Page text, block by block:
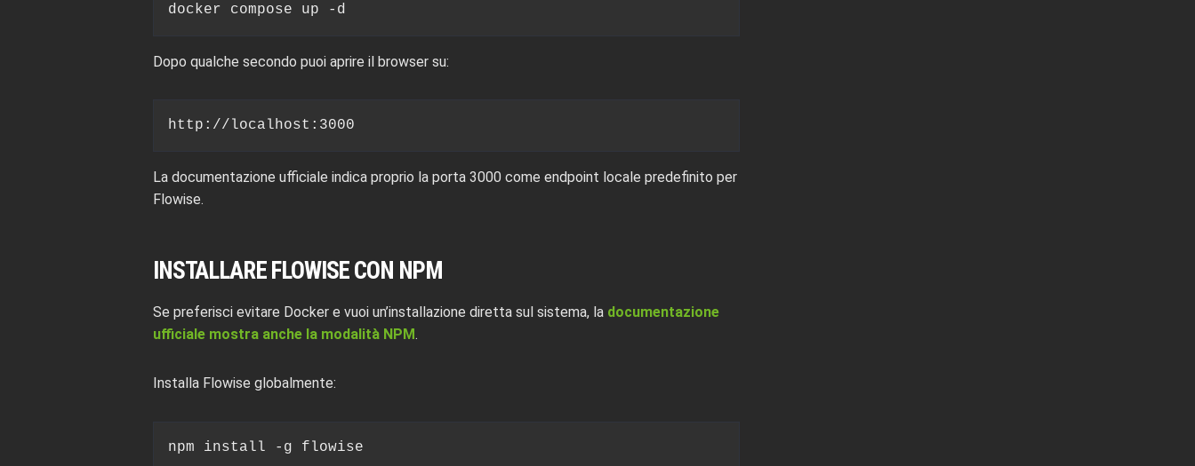
docker compose up -d
Dopo qualche secondo puoi aprire il browser su:
http://localhost:3000
La documentazione ufficiale indica proprio la porta 3000 come endpoint locale predefinito per
Flowise.
INSTALLARE FLOWISE CON NPM
Se preferisci evitare Docker e vuoi un’installazione diretta sul sistema, la documentazione
ufficiale mostra anche la modalità NPM.
Installa Flowise globalmente:
npm install -g flowise